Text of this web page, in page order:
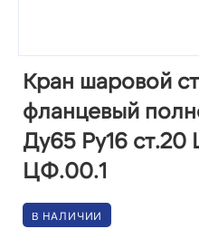
Кран шаровой
фланцевый
Ду65 Ру16
ЦФ.00.1
В НАЛИЧИИ